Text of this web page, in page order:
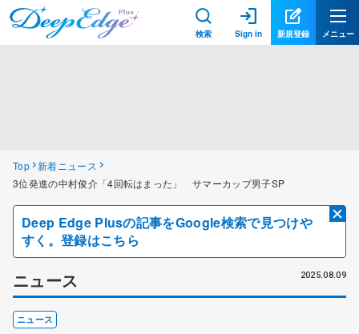
検索 Sign in 新規登録 メニュー
Top 新着ニュース
3位発進の中村俊介「4回転はまった」 サマーカップ男子SP
Deep Edge Plusの記事をGoogle検索で見つけや
すく。登録はこちら
ニュース 2025.08.09
ニュース